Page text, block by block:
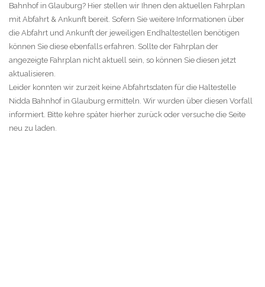
Bahnhof in Glauburg? Hier stellen wir Ihnen den aktuellen Fahrplan
mit Abfahrt & Ankunft bereit. Sofern Sie weitere Informationen über
die Abfahrt und Ankunft der jeweiligen Endhaltestellen benötigen
können Sie diese ebenfalls erfahren. Sollte der Fahrplan der
angezeigte Fahrplan nicht aktuell sein, so können Sie diesen jetzt
aktualisieren.
Leider konnten wir zurzeit keine Abfahrtsdaten für die Haltestelle
Nidda Bahnhof in Glauburg ermitteln. Wir wurden über diesen Vorfall
informiert. Bitte kehre später hierher zurück oder versuche die Seite
neu zu laden.